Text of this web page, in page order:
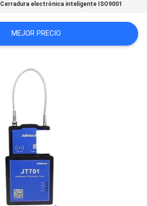
Cerradura electrónica inteligente ISO9001
MEJOR PRECIO